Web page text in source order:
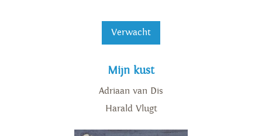
Verwacht
Mijn kust
Adriaan van Dis
Harald Vlugt